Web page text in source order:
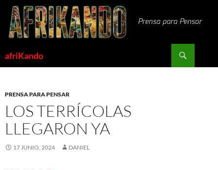
Saltar
contenido
afriKando
PRENSA PARA PENSAR
LOS TERRÍCOLAS
LLEGARON YA
17 JUNIO, 2024 DANIEL